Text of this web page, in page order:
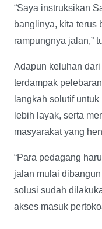
“Saya instruksikan
banglinya, kita terus
rampungnya jalan,”
Adapun keluhan
terdampak
langkah solutif
lebih layak, serta
masyarakat yang
“Para pedagang
jalan mulai
solusi sudah
akses masuk